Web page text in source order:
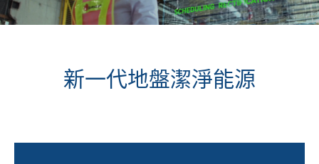
新一代地盤潔淨能源